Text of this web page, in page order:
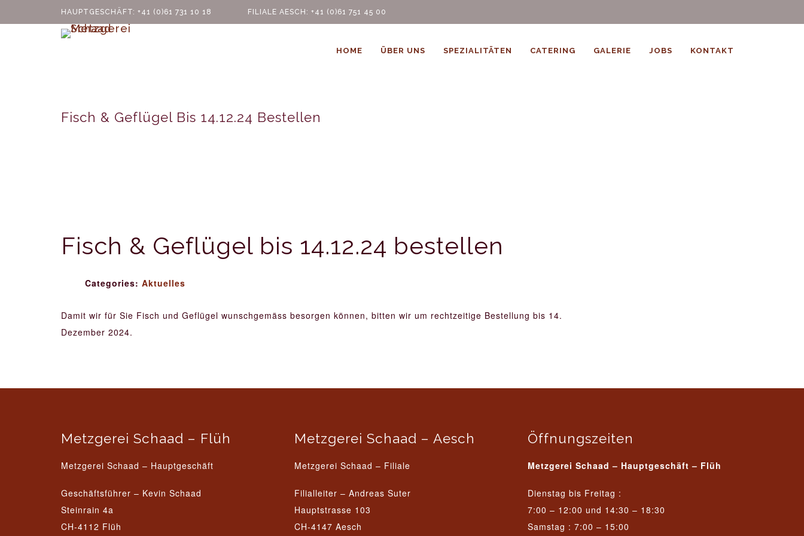
HAUPTGESCHÄFT: +41 (0)61 731 10 18 FILIALE AESCH: +41 (0)61 751 45 00
HOME ÜBER UNS SPEZIALITÄTEN CATERING GALERIE JOBS KONTAKT
Fisch & Geflügel Bis 14.12.24 Bestellen
Fisch & Geflügel bis 14.12.24 bestellen
Categories: Aktuelles
Damit wir für Sie Fisch und Geflügel wunschgemäss besorgen können, bitten wir um rechtzeitige Bestellung bis 14.
Dezember 2024.
Metzgerei Schaad – Flüh
Metzgerei Schaad – Hauptgeschäft
Geschäftsführer – Kevin Schaad
Steinrain 4a
CH-4112 Flüh
Metzgerei Schaad – Aesch
Metzgerei Schaad – Filiale
Filialleiter – Andreas Suter
Hauptstrasse 103
CH-4147 Aesch
Öffnungszeiten
Metzgerei Schaad – Hauptgeschäft – Flüh
Dienstag bis Freitag :
7:00 – 12:00 und 14:30 – 18:30
Samstag : 7:00 – 15:00